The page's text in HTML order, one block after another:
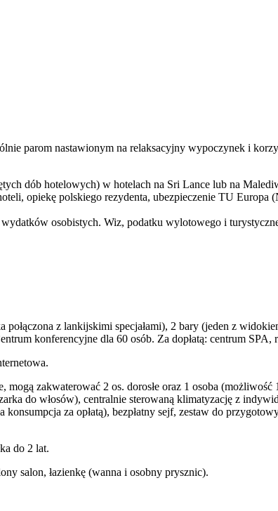
parom nastawionym na relaksacyjny wypoczynek i
dób hotelowych) w hotelach na Sri Lance lub na
opiekę polskiego rezydenta, ubezpieczenie TU Europa
osobistych. Wiz, podatku wylotowego i
z lankijskimi specjałami), 2 bary (jeden z
konferencyjne dla 60 osób. Za dopłatą: centrum SPA,
zakwaterować 2 os. dorosłe oraz 1 osoba (możliwość
do włosów), centralnie sterowaną klimatyzację z
za opłatą), bezpłatny sejf, zestaw do
do 2 lat.
salon, łazienkę (wanna i osobny prysznic).